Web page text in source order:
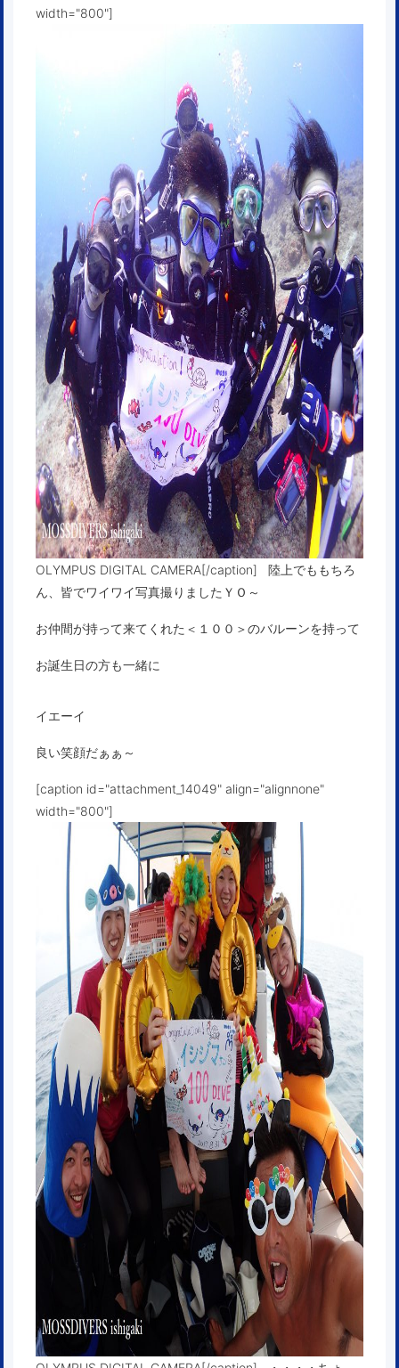
width="800"]
OLYMPUS DIGITAL CAMERA[/caption] 陸上でももちろ
ん、皆でワイワイ写真撮りましたＹＯ～
お仲間が持って来てくれた＜１００＞のバルーンを持って
お誕生日の方も一緒に
イエーイ
良い笑顔だぁぁ～
[caption id="attachment_14049" align="alignnone"
width="800"]